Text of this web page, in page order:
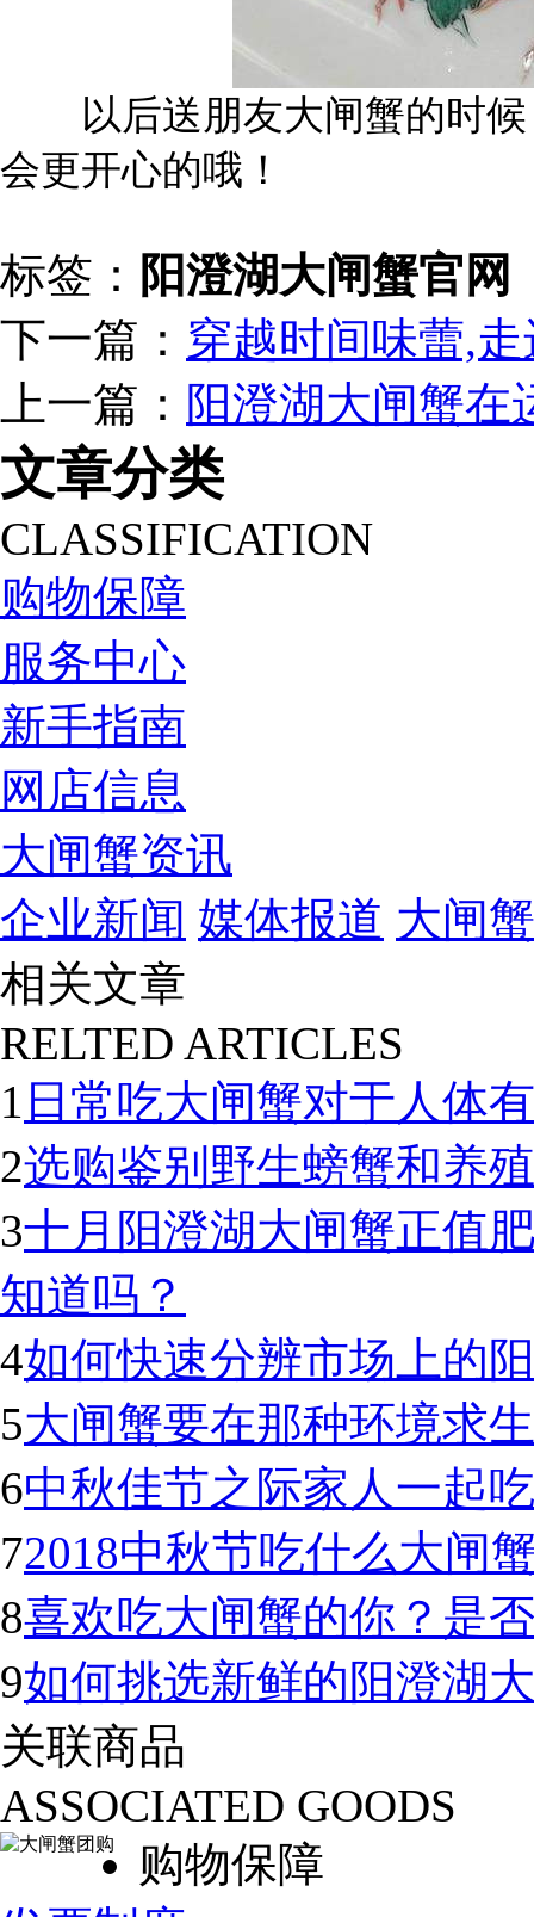
以后送朋友大闸蟹的时候
会更开心的哦！
标签： 阳澄湖大闸蟹官网
下一篇： 穿越时间味蕾,
上一篇： 阳澄湖大闸蟹在
文章分类
CLASSIFICATION
购物保障
服务中心
新手指南
网店信息
大闸蟹资讯
企业新闻 媒体报道 大闸
相关文章
RELTED ARTICLES
1 日常吃大闸蟹对于人体
2选购鉴别野生螃蟹和养
3十月阳澄湖大闸蟹正值
知道吗？
4如何快速分辨市场上的
5大闸蟹要在那种环境求
6中秋佳节之际家人一起
72018中秋节吃什么大闸
8喜欢吃大闸蟹的你？是
9如何挑选新鲜的阳澄湖
关联商品
ASSOCIATED GOODS
购物保障